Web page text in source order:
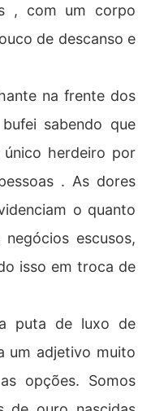
, com um corpo
de descanso e
na frente dos
sabendo que
herdeiro por
. As dores
o quanto
escusos,
isso em troca de
puta de luxo de
um adjetivo muito
opções. Somos